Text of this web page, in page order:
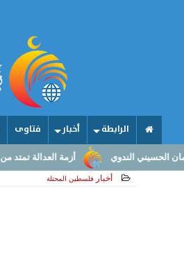
الرابطة أخبار فتاوى
أزمة العدالة تمتد من فلسطين إلى الملاعب
أخبار فلسطين المحتلة